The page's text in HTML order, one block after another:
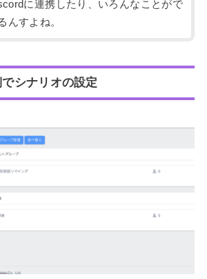
に連携したり、いろんなことがで
んすよね。
シナリオの設定